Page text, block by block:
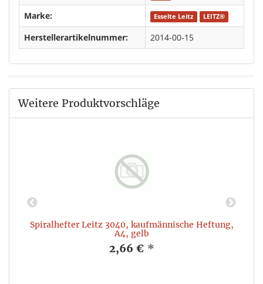
Marke: Esselte Leitz LEITZ®
Herstellerartikelnummer: 2014-00-15
Weitere Produktvorschläge
Spiralhefter Leitz 3040, kaufmännische Heftung,
A4, gelb
2,66 € *